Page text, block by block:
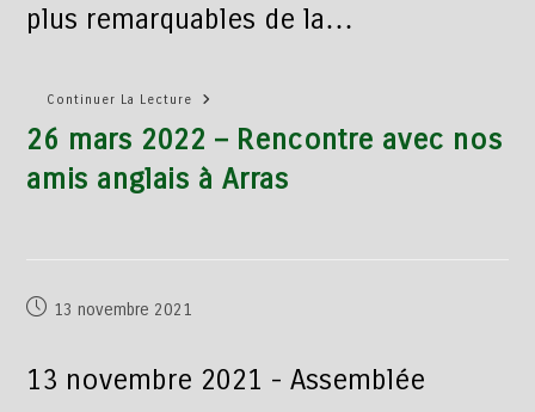
plus remarquables de la…
Continuer La Lecture
26 mars 2022 – Rencontre avec nos
amis anglais à Arras
13 novembre 2021
13 novembre 2021 - Assemblée